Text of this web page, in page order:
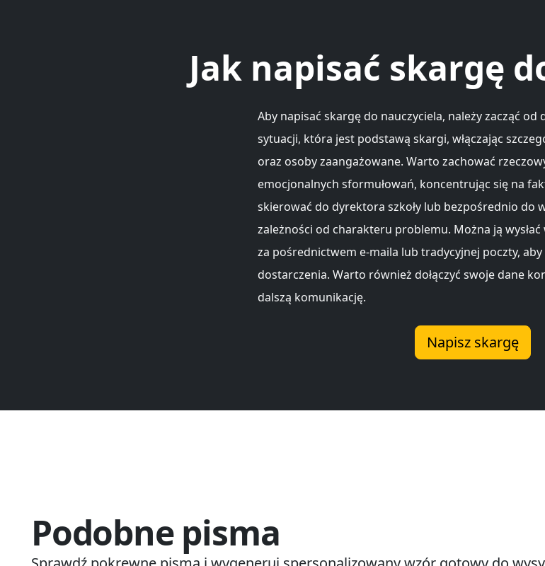
Jak napisać skargę
Aby napisać skargę do nauczyciela, należy zacząć od
sytuacji, która jest podstawą skargi, włączając
oraz osoby zaangażowane. Warto zachować
emocjonalnych sformułowań, koncentrując się na
skierować do dyrektora szkoły lub bezpośrednio do
zależności od charakteru problemu. Można ją
za pośrednictwem e-maila lub tradycyjnej poczty,
dostarczenia. Warto również dołączyć swoje dane
dalszą komunikację.
Napisz skargę
Podobne pisma